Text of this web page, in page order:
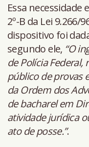
Essa
2º-B da Lei 9.266/
dispositivo foi
segundo ele, “O
de Polícia
público de provas
da Ordem dos
de bacharel em
atividade jurídica
ato de posse.”.